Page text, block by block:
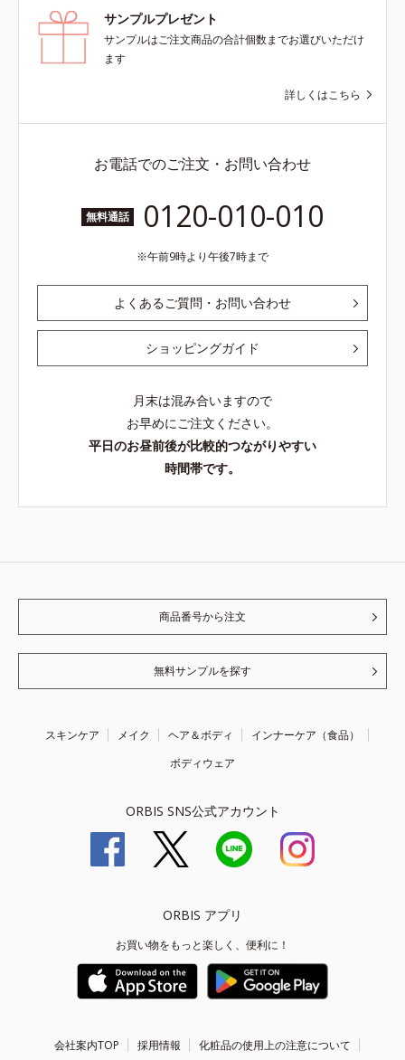
サンプルプレゼント
サンプルはご注文商品の合計個数までお選びいただけ
ます
詳しくはこちら
お電話でのご注文・お問い合わせ
無料通話 0120-010-010
午前9時より午後7時まで
よくあるご質問・お問い合わせ
ショッピングガイド
月末は混み合いますので
お早めにご注文ください。
平日のお昼前後が比較的つながりやすい
時間帯です。
商品番号から注文
無料サンプルを探す
スキンケア メイク ヘア＆ボディ
インナーケア（食品）
ボディウェア
ORBIS SNS公式アカウント
ORBIS アプリ
お買い物をもっと楽しく、便利に！
会社案内TOP 採用情報 化粧品の使用上の注意について